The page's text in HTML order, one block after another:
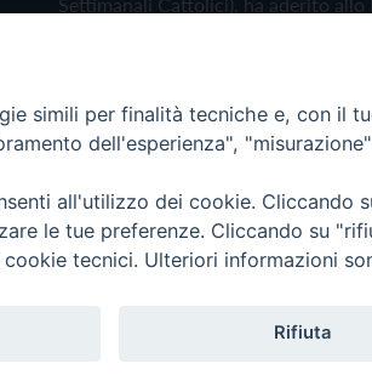
Privacy Policy Cookie Policy
Trentina Editrice
simili per finalità tecniche e, con il
dell'esperienza",
all'utilizzo dei cookie. Cliccando
le tue preferenze. Cliccando su
tecnici. Ulteriori informazioni
Rifiuta